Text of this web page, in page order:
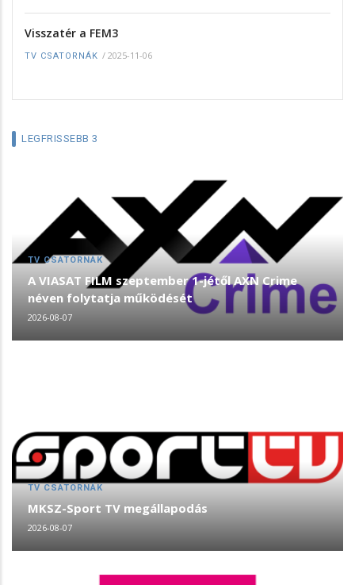
Visszatér a FEM3
TV CSATORNÁK / 2025-11-06
LEGFRISSEBB 3
TV CSATORNÁK
A VIASAT FILM szeptember 1-jétől AXN Crime
néven folytatja működését
2026-08-07
TV CSATORNÁK
MKSZ-Sport TV megállapodás
2026-08-07